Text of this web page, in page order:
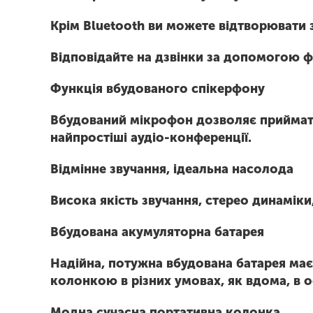
Крім Bluetooth ви можете відтворювати
Відповідайте на дзвінки за допомогою
Функція вбудованого спікерфону
Вбудований мікрофон дозволяє
найпростіші аудіо-конференції.
Відмінне звучання, ідеальна насолода
Висока якість звучання, стерео
Вбудована акумуляторна батарея
Надійна, потужна вбудована батарея
колонкою в різних умовах, як вдома, в